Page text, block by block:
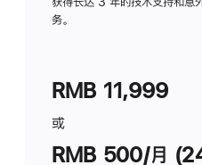
务。
RMB 11,999
或
RMB 500/月